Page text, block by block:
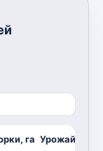
га